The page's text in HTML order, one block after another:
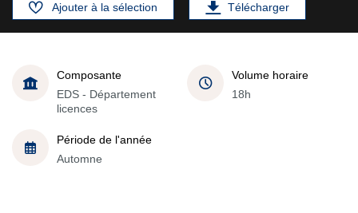
Ajouter à la sélection Télécharger
Composante
EDS - Département
licences
Volume horaire
18h
Période de l'année
Automne